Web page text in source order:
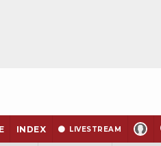
INDEX LIVESTREAM